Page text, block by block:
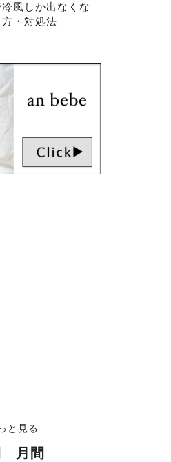
風しか出なくな
・対処法
と見る
月間